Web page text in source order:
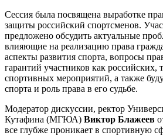
Сессия была посвящена выработке
защиты российский спортсменов.
предложено обсудить актуальные
влияющие на реализацию права
аспекты развития спорта, вопросы
гарантий участников как
спортивных мероприятий, а также
спорта и роль права в его судьбе.
Модератор дискуссии, ректор
Кутафина (МГЮА) Виктор Блажеев
все глубже проникает в спортивную